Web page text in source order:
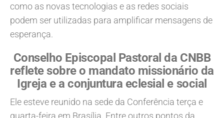
como as novas tecnologias e as redes sociais
podem ser utilizadas para amplificar mensagens de
esperança.
Conselho Episcopal Pastoral da CNBB
reflete sobre o mandato missionário da
Igreja e a conjuntura eclesial e social
Ele esteve reunido na sede da Conferência terça e
quarta-feira em Brasília. Entre outros pontos da